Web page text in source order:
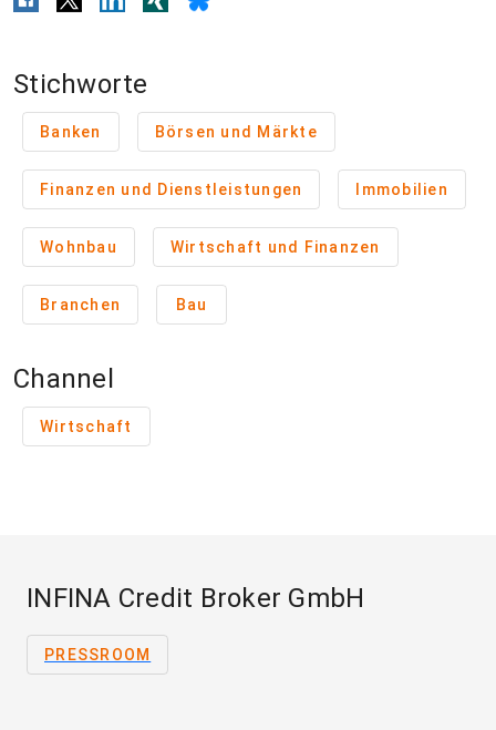
Stichworte
Banken Börsen und Märkte
Finanzen und Dienstleistungen Immobilien
Wohnbau Wirtschaft und Finanzen
Branchen Bau
Channel
Wirtschaft
INFINA Credit Broker GmbH
PRESSROOM